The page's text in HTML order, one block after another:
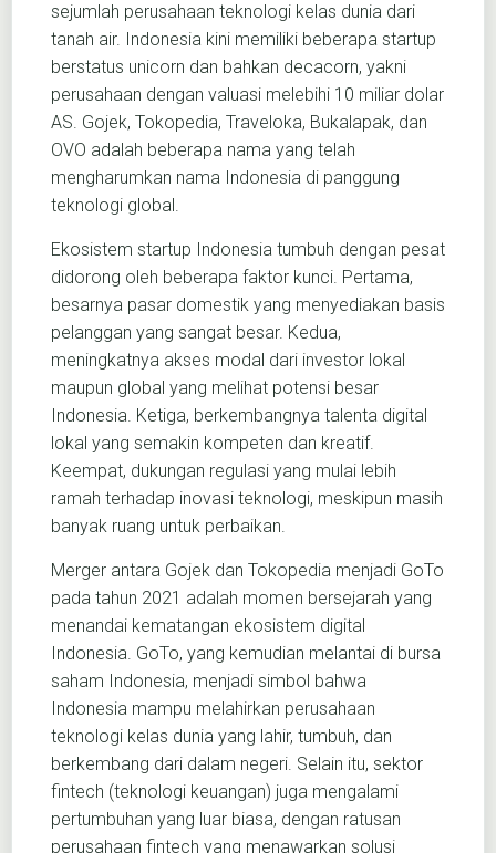
sejumlah perusahaan teknologi kelas dunia dari
tanah air. Indonesia kini memiliki beberapa startup
berstatus unicorn dan bahkan decacorn, yakni
perusahaan dengan valuasi melebihi 10 miliar dolar
AS. Gojek, Tokopedia, Traveloka, Bukalapak, dan
OVO adalah beberapa nama yang telah
mengharumkan nama Indonesia di panggung
teknologi global.
Ekosistem startup Indonesia tumbuh dengan pesat
didorong oleh beberapa faktor kunci. Pertama,
besarnya pasar domestik yang menyediakan basis
pelanggan yang sangat besar. Kedua,
meningkatnya akses modal dari investor lokal
maupun global yang melihat potensi besar
Indonesia. Ketiga, berkembangnya talenta digital
lokal yang semakin kompeten dan kreatif.
Keempat, dukungan regulasi yang mulai lebih
ramah terhadap inovasi teknologi, meskipun masih
banyak ruang untuk perbaikan.
Merger antara Gojek dan Tokopedia menjadi GoTo
pada tahun 2021 adalah momen bersejarah yang
menandai kematangan ekosistem digital
Indonesia. GoTo, yang kemudian melantai di bursa
saham Indonesia, menjadi simbol bahwa
Indonesia mampu melahirkan perusahaan
teknologi kelas dunia yang lahir, tumbuh, dan
berkembang dari dalam negeri. Selain itu, sektor
fintech (teknologi keuangan) juga mengalami
pertumbuhan yang luar biasa, dengan ratusan
perusahaan fintech yang menawarkan solusi